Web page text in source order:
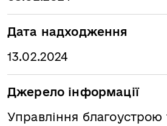
Дата надходження
13.02.2024
Джерело інформації
Управління